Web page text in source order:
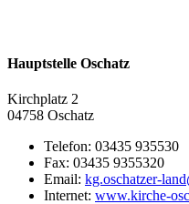
Hauptstelle Oschatz
Kirchplatz 2
04758 Oschatz
Telefon: 03435 935530
Fax: 03435 9355320
Email:
Internet: www.kirche-